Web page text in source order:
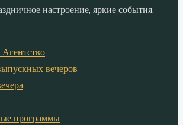
настроение, яркие события.
вечеров
программы